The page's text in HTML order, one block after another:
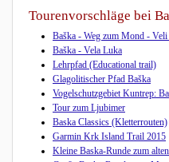
Tourenvorschläge bei
Baška - Weg zum Mond -
Baška - Vela Luka
Lehrpfad (Educational trail)
Glagolitischer Pfad Baška
Vogelschutzgebiet Kuntrep:
Tour zum Ljubimer
Baska Classics (Kletterrouten)
Garmin Krk Island Trail 2015
Kleine Baska-Runde zum